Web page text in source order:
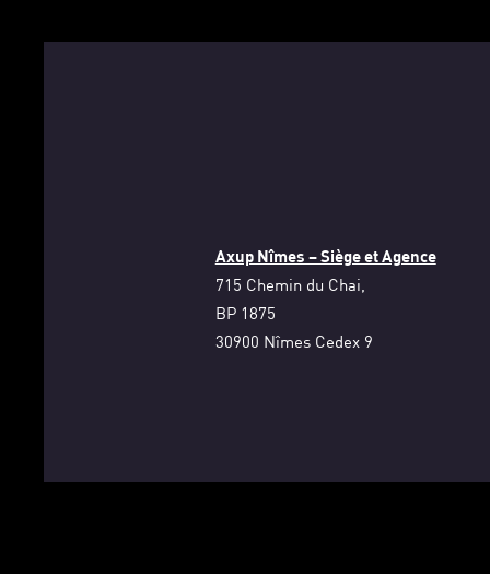
Axup Nîmes – Siège et Agence
715 Chemin du Chai,
BP 1875
30900 Nîmes Cedex 9